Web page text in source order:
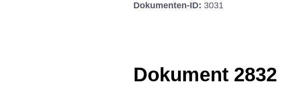
Dokumenten-ID: 3031
Dokument 2832